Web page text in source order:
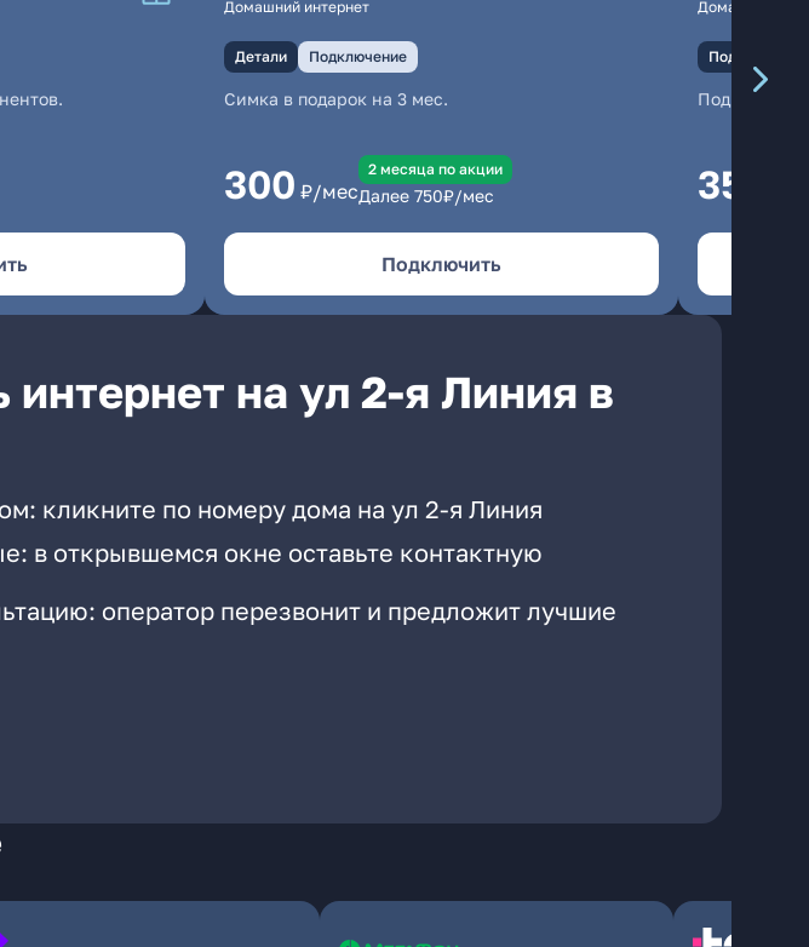
Домашний интернет
Детали Подключение
Симка в подарок на 3 мес.
300 ₽/мес
2 месяцa по акции
Далее 750₽/мес
Подключить
Домашний
Подключение
350
на ул 2-я Линия в
кликните по номеру дома на ул 2-я Линия
в открывшемся окне оставьте контактную
оператор перезвонит и предложит лучшие